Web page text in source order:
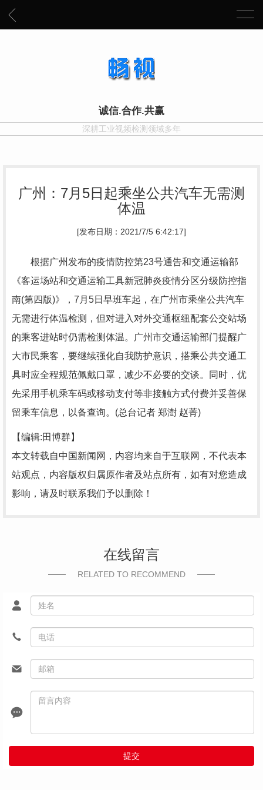
诚信.合作.共赢
深耕工业视频检测领域多年
广州：7月5日起乘坐公共汽车无需测
体温
[发布日期：2021/7/5 6:42:17]
根据广州发布的疫情防控第23号通告和交通运输部
《客运场站和交通运输工具新冠肺炎疫情分区分级防控指
南(第四版)》，7月5日早班车起，在广州市乘坐公共汽车
无需进行体温检测，但对进入对外交通枢纽配套公交站场
的乘客进站时仍需检测体温。广州市交通运输部门提醒广
大市民乘客，要继续强化自我防护意识，搭乘公共交通工
具时应全程规范佩戴口罩，减少不必要的交谈。同时，优
先采用手机乘车码或移动支付等非接触方式付费并妥善保
留乘车信息，以备查询。(总台记者 郑澍 赵菁)
【编辑:田博群】
本文转载自中国新闻网，内容均来自于互联网，不代表本
站观点，内容版权归属原作者及站点所有，如有对您造成
影响，请及时联系我们予以删除！
在线留言
RELATED TO RECOMMEND
提交